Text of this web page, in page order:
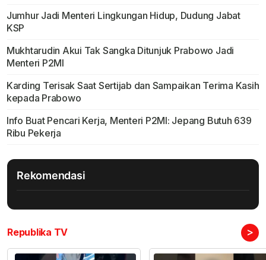
Jumhur Jadi Menteri Lingkungan Hidup, Dudung Jabat
KSP
Mukhtarudin Akui Tak Sangka Ditunjuk Prabowo Jadi
Menteri P2MI
Karding Terisak Saat Sertijab dan Sampaikan Terima Kasih
kepada Prabowo
Info Buat Pencari Kerja, Menteri P2MI: Jepang Butuh 639
Ribu Pekerja
Rekomendasi
Republika TV >